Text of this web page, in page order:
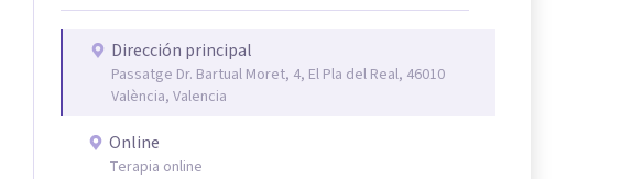
Dirección principal
Passatge Dr. Bartual Moret, 4, El Pla del Real, 46010
València, Valencia
Online
Terapia online